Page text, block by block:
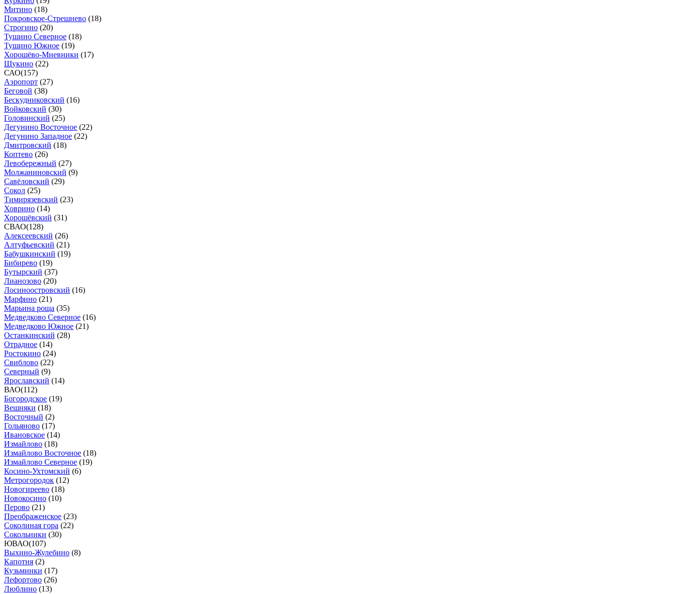
Митино (18)
Покровское-Стрешнево (18)
Строгино (20)
Тушино Северное (18)
Тушино Южное (19)
Хорошёво-Мневники (17)
Щукино (22)
САО(157)
Аэропорт (27)
Беговой (38)
Бескудниковский (16)
Войковский (30)
Головинский (25)
Дегунино Восточное (22)
Дегунино Западное (22)
Дмитровский (18)
Коптево (26)
Левобережный (27)
Молжаниновский (9)
Савёловский (29)
Сокол (25)
Тимирязевский (23)
Ховрино (14)
Хорошёвский (31)
СВАО(128)
Алексеевский (26)
Алтуфьевский (21)
Бабушкинский (19)
Бибирево (19)
Бутырский (37)
Лианозово (20)
Лосиноостровский (16)
Марфино (21)
Марьина роща (35)
Медведково Северное (16)
Медведково Южное (21)
Останкинский (28)
Отрадное (14)
Ростокино (24)
Свиблово (22)
Северный (9)
Ярославский (14)
ВАО(112)
Богородское (19)
Вешняки (18)
Восточный (2)
Гольяново (17)
Ивановское (14)
Измайлово (18)
Измайлово Восточное (18)
Измайлово Северное (19)
Косино-Ухтомский (6)
Метрогородок (12)
Новогиреево (18)
Новокосино (10)
Перово (21)
Преображенское (23)
Соколиная гора (22)
Сокольники (30)
ЮВАО(107)
Выхино-Жулебино (8)
Капотня (2)
Кузьминки (17)
Лефортово (26)
Люблино (13)